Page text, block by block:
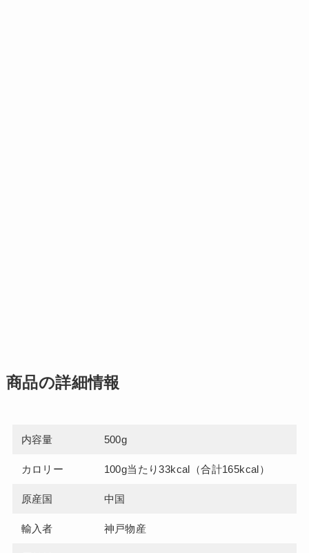
商品の詳細情報
内容量 500g
カロリー 100g当たり33kcal（合計165kcal）
原産国 中国
輸入者 神戸物産